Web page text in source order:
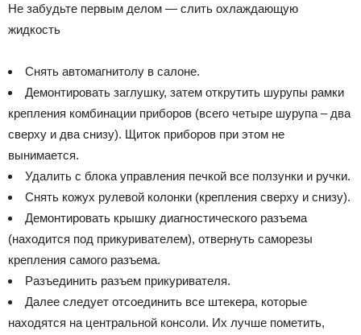
Не забудьте первым делом — слить охлаждающую
жидкость
Снять автомагнитолу в салоне.
Демонтировать заглушку, затем открутить шурупы рамки
крепления комбинации приборов (всего четыре шурупа ­– два
сверху и два снизу). Щиток приборов при этом не
вынимается.
Удалить с блока управления печкой все ползунки и ручки.
Снять кожух рулевой колонки (крепления сверху и снизу).
Демонтировать крышку диагностического разъема
(находится под прикуривателем), отвернуть саморезы
крепления самого разъема.
Разъединить разъем прикуривателя.
Далее следует отсоединить все штекера, которые
находятся на центральной консоли. Их лучше пометить,